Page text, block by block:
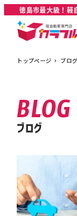
徳島市最大級！軽
トップページ ブログ
ブログ